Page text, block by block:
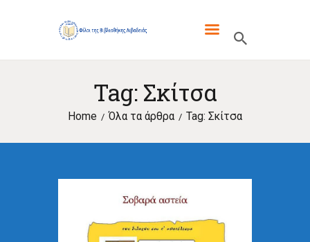
Tag: Σκίτσα
Home Όλα τα άρθρα Tag: Σκίτσα
ΦΙΛΟΙ ΤΗΣ ΒΙΒΛΙΟΘΗΚΗΣ
ΓΙΑ ΜΑΣ
ΕΝΔΙΑΦΈΡΟΥΝ
ΕΠΙΚΟΙΝΩΝΊΑ